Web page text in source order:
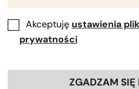
Akceptuję ustawienia
prywatności
ZGADZAM SIĘ